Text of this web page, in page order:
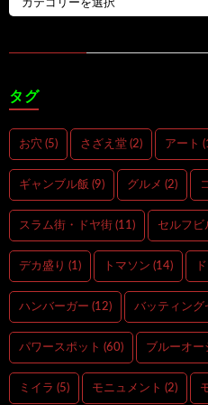
タグ
お穴 (5) さざえ堂 (2) アート
ギャンブル飯 (9) グルメ (2)
スラム街・ドヤ街 (11) セルフビ
デカ盛り (1) トマソン (14)
ハンバーガー (12) バッティング
パワースポット (60) ブルーオー
ミイラ (5) モニュメント (2)